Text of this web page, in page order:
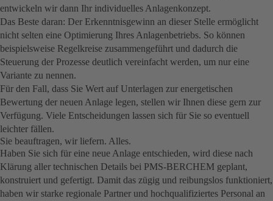
entwickeln wir dann Ihr individuelles Anlagenkonzept.
Das Beste daran: Der Erkenntnisgewinn an dieser Stelle ermöglicht
nicht selten eine Optimierung Ihres Anlagenbetriebs. So können
beispielsweise Regelkreise zusammengeführt und dadurch die
Steuerung der Prozesse deutlich vereinfacht werden, um nur eine
Variante zu nennen.
Für den Fall, dass Sie Wert auf Unterlagen zur energetischen
Bewertung der neuen Anlage legen, stellen wir Ihnen diese gern zur
Verfügung. Viele Entscheidungen lassen sich für Sie so eventuell
leichter fällen.
Sie beauftragen, wir liefern. Alles.
Haben Sie sich für eine neue Anlage entschieden, wird diese nach
Klärung aller technischen Details bei PMS-BERCHEM geplant,
konstruiert und gefertigt. Damit das zügig und reibungslos funktioniert,
haben wir starke regionale Partner und hochqualifiziertes Personal an